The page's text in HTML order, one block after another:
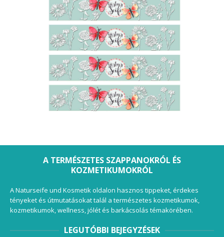
A TERMÉSZETES SZAPPANOKRÓL ÉS
KOZMETIKUMOKRÓL
A Naturseife und Kosmetik oldalon hasznos tippeket, érdekes
tényeket és útmutatásokat talál a természetes kozmetikumok,
kozmetikumok, wellness, jólét és barkácsolás témakörében.
LEGUTÓBBI BEJEGYZÉSEK